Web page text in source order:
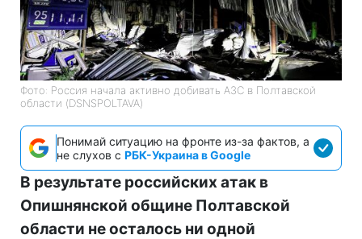
Фото: Россия начала активно добивать АЗС в Полтавской
области (DSNSPOLTAVA)
Понимай ситуацию на фронте из-за фактов, а
не слухов с РБК-Украина в Google
В результате российских атак в
Опишнянской общине Полтавской
области не осталось ни одной